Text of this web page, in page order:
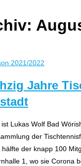
close
panel.
2021/2022
Jahre
Lukas Wolf Bad
der
der knapp 100
1, wo sie Corona